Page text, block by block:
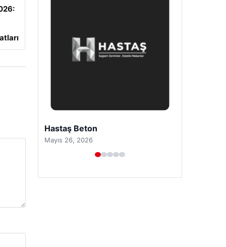
Prenses Night Club
Nisan 29, 2026